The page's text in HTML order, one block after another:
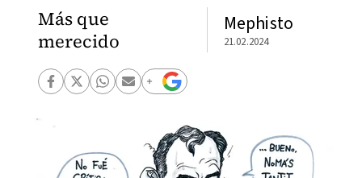
Más que
merecido
Mephisto
21.02.2024